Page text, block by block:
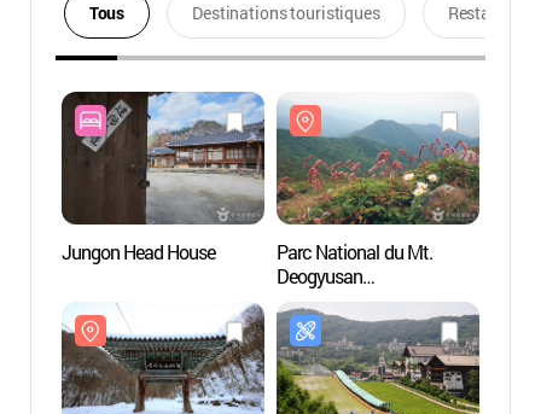
Tous Destinations touristiques Restaurants
Jungon Head House
Parc National du Mt.
Deogyusan
(덕유산국립공원 -
남덕유분소)